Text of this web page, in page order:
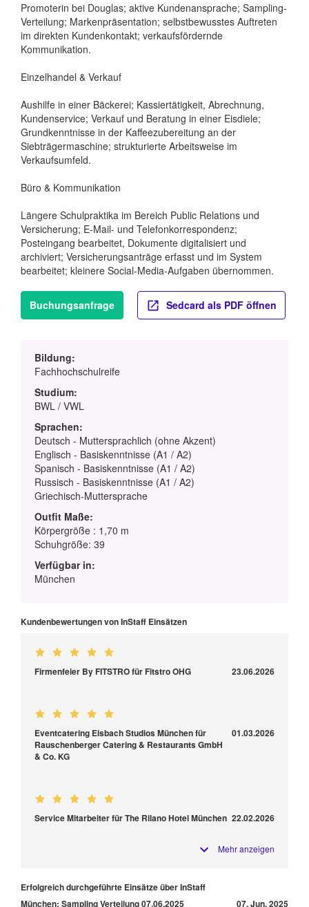
Promoterin bei Douglas; aktive Kundenansprache; Sampling-
Verteilung; Markenpräsentation; selbstbewusstes Auftreten
im direkten Kundenkontakt; verkaufsfördernde
Kommunikation.
Einzelhandel & Verkauf
Aushilfe in einer Bäckerei; Kassiertätigkeit, Abrechnung,
Kundenservice; Verkauf und Beratung in einer Eisdiele;
Grundkenntnisse in der Kaffeezubereitung an der
Siebträgermaschine; strukturierte Arbeitsweise im
Verkaufsumfeld.
Büro & Kommunikation
Längere Schulpraktika im Bereich Public Relations und
Versicherung; E-Mail- und Telefonkorrespondenz;
Posteingang bearbeitet, Dokumente digitalisiert und
archiviert; Versicherungsanträge erfasst und im System
bearbeitet; kleinere Social-Media-Aufgaben übernommen.
Buchungsanfrage Sedcard als PDF öffnen
Bildung:
Fachhochschulreife
Studium:
BWL / VWL
Sprachen:
Deutsch - Muttersprachlich (ohne Akzent)
Englisch - Basiskenntnisse (A1 / A2)
Spanisch - Basiskenntnisse (A1 / A2)
Russisch - Basiskenntnisse (A1 / A2)
Griechisch-Muttersprache
Outfit Maße:
Körpergröße : 1,70 m
Schuhgröße: 39
Verfügbar in:
München
Kundenbewertungen von InStaff Einsätzen
Firmenfeier By FITSTRO für Fitstro OHG 23.06.2026
Eventcatering Eisbach Studios München für
Rauschenberger Catering & Restaurants GmbH
& Co. KG
01.03.2026
Service Mitarbeiter für The Rilano Hotel München 22.02.2026
Mehr anzeigen
Erfolgreich durchgeführte Einsätze über InStaff
München: Sampling Verteilung 07.06.2025
07. Jun, 2025